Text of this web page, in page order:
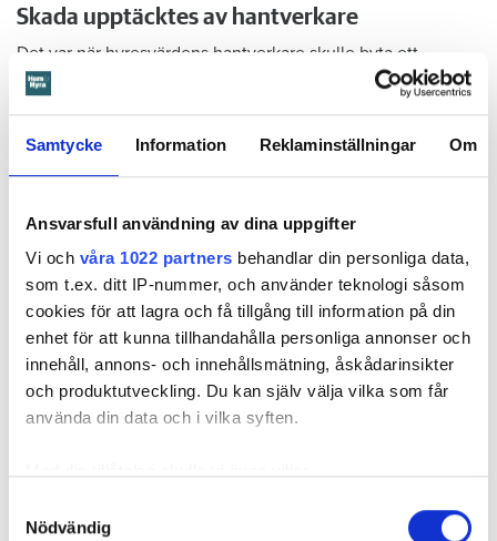
Samtycke Information Reklaminställningar Om
Ansvarsfull användning av dina uppgifter
Vi och våra 1022 partners behandlar din personliga data,
som t.ex. ditt IP-nummer, och använder teknologi såsom
cookies för att lagra och få tillgång till information på din
enhet för att kunna tillhandahålla personliga annonser och
innehåll, annons- och innehållsmätning, åskådarinsikter
och produktutveckling. Du kan själv välja vilka som får
använda din data och i vilka syften.
som kan ha en noggrannhet på upp till flera meter
Nödvändig
Skada upptäcktes av hantverkare
Det var när hyresvärdens hantverkare skulle byta ett
duschmunstycke under hösten förra året som en spricka i
detta lät värden ett företag göra en besiktning av
badrummet. Då upptäcktes att vatten läckt från den trasiga
vattenskador.
Därför sade den privata hyresvärden upp hyreskontraktet
med hänvisning till att hyresgästen inte iakttagit sin så
kallade vårdplikt (se faktaruta). Eftersom han inte gick med
på att flytta fick hyresnämnden i Malmö pröva
uppsägningen.